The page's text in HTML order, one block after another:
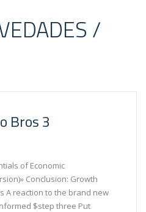
/
Bros 3
of Economic
Conclusion: Growth
A reaction to the brand new
$step three Put